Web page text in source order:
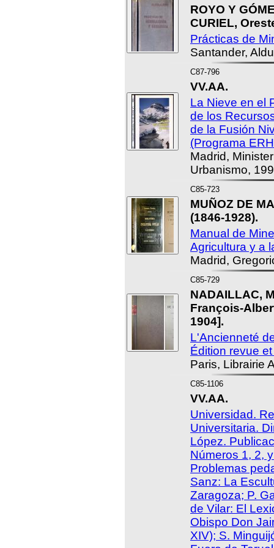
ROYO Y
CURIEL,
Prácticas de
Santander,
C87-796
VV.AA.
La Nieve en el
de los
de la Fusión
(Programa
Madrid,
Urbanismo,
C85-723
MUÑOZ DE
(1846-1928).
Manual de
Agricultura y a
Madrid,
C85-729
NADAILLAC,
François-
1904].
L'Ancienneté
Édition revue
Paris, Librairie
C85-1106
VV.AA.
Universidad.
Universitaria.
López.
Números 1, 2,
Problemas
Sanz: La
Zaragoza; P.
de Vilar: El
Obispo Don
XIV); S.